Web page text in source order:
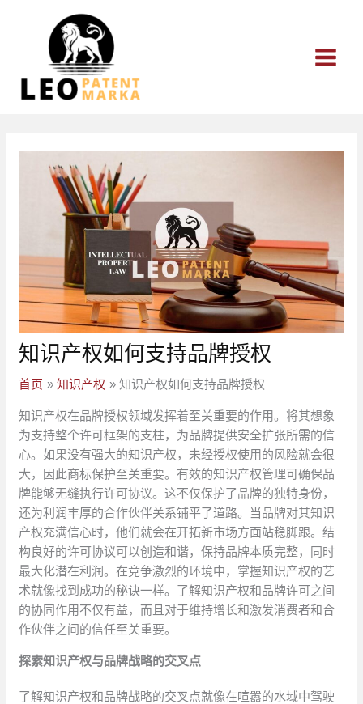
知识产权如何支持品牌授权
首页 知识产权 知识产权如何支持品牌授权
知识产权在品牌授权领域发挥着至关重要的作用。将其想象
为支持整个许可框架的支柱，为品牌提供安全扩张所需的信
心。如果没有强大的知识产权，未经授权使用的风险就会很
大，因此商标保护至关重要。有效的知识产权管理可确保品
牌能够无缝执行许可协议。这不仅保护了品牌的独特身份，
还为利润丰厚的合作伙伴关系铺平了道路。当品牌对其知识
产权充满信心时，他们就会在开拓新市场方面站稳脚跟。结
构良好的许可协议可以创造和谐，保持品牌本质完整，同时
最大化潜在利润。在竞争激烈的环境中，掌握知识产权的艺
术就像找到成功的秘诀一样。了解知识产权和品牌许可之间
的协同作用不仅有益，而且对于维持增长和激发消费者和合
作伙伴之间的信任至关重要。
探索知识产权与品牌战略的交叉点
了解知识产权和品牌战略的交叉点就像在喧嚣的水域中驾驶